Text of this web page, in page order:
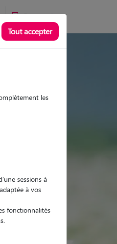
Connexion
Tout accepter
les
sessions à
à vos
fonctionnalités